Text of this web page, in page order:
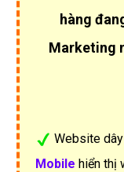
hàng
Marketing
Website
Mobile hiển thị